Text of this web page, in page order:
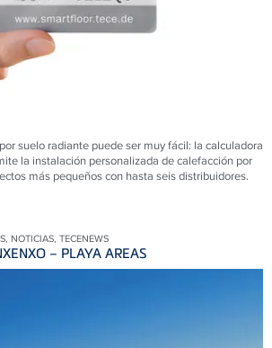
suelo radiante puede ser muy fácil: la calculadora
la instalación personalizada de calefacción por
más pequeños con hasta seis distribuidores.
NOTICIAS, TECENEWS
– PLAYA AREAS